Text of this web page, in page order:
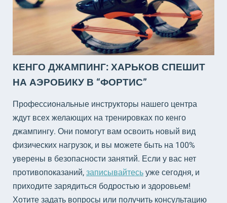
КЕНГО ДЖАМПИНГ: ХАРЬКОВ СПЕШИТ
НА АЭРОБИКУ В “ФОРТИС”
Профессиональные инструкторы нашего центра
ждут всех желающих на тренировках по кенго
джампингу. Они помогут вам освоить новый вид
физических нагрузок, и вы можете быть на 100%
уверены в безопасности занятий. Если у вас нет
противопоказаний,записывайтесьуже сегодня, и
приходите зарядиться бодростью и здоровьем!
Хотите задать вопросы или получить консультацию